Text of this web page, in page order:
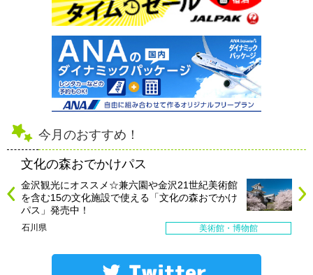
今月のおすすめ！
文化の森おでかけパス
金沢観光にオススメ☆兼六園や金沢21世紀美術館
を含む15の文化施設で使える「文化の森おでかけ
パス」発売中！
石川県 美術館・博物館